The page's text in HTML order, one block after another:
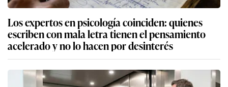
Los expertos en psicología coinciden: quienes
escriben con mala letra tienen el pensamiento
acelerado y no lo hacen por desinterés